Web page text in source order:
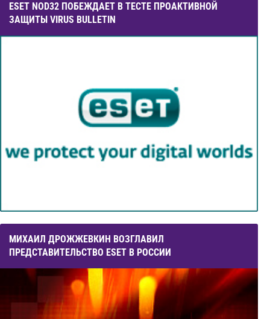
ESET NOD32 ПОБЕЖДАЕТ В ТЕСТЕ ПРОАКТИВНОЙ
ЗАЩИТЫ VIRUS BULLETIN
МИХАИЛ ДРОЖЖЕВКИН ВОЗГЛАВИЛ
ПРЕДСТАВИТЕЛЬСТВО ESET В РОССИИ